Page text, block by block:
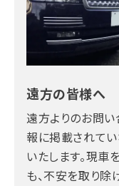
遠方の皆様へ
遠方よりのお問い
報に掲載されて
いたします。現車
も、不安を取り